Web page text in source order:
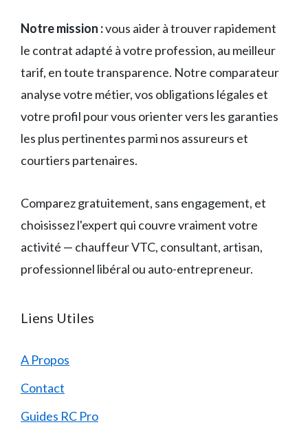
Notre mission :vous aider à trouver rapidement
le contrat adapté à votre profession, au meilleur
tarif, en toute transparence. Notre comparateur
analyse votre métier, vos obligations légales et
votre profil pour vous orienter vers les garanties
les plus pertinentes parmi nos assureurs et
courtiers partenaires.
Comparez gratuitement, sans engagement, et
choisissez l'expert qui couvre vraiment votre
activité — chauffeur VTC, consultant, artisan,
professionnel libéral ou auto-entrepreneur.
Liens Utiles
A Propos
Contact
Guides RC Pro